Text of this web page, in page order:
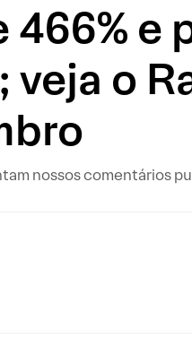
e
o
nossos comentários